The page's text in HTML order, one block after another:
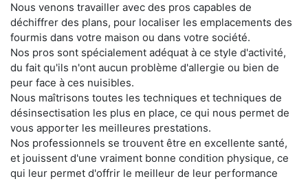
Nous venons travailler avec des pros capables de
déchiffrer des plans, pour localiser les emplacements des
fourmis dans votre maison ou dans votre société.
Nos pros sont spécialement adéquat à ce style d'activité,
du fait qu'ils n'ont aucun problème d'allergie ou bien de
peur face à ces nuisibles.
Nous maîtrisons toutes les techniques et techniques de
désinsectisation les plus en place, ce qui nous permet de
vous apporter les meilleures prestations.
Nos professionnels se trouvent être en excellente santé,
et jouissent d'une vraiment bonne condition physique, ce
qui leur permet d'offrir le meilleur de leur performance